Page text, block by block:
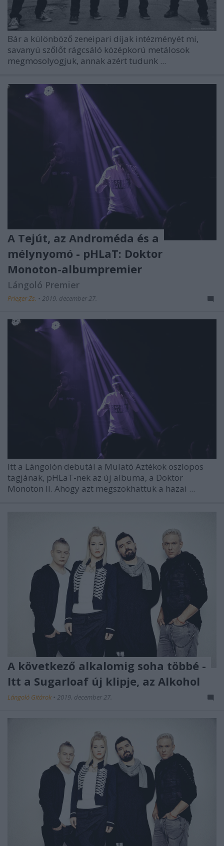
Bár a különböző zeneipari díjak intézményét mi,
savanyú szőlőt rágcsáló középkorú metálosok
megmosolyogjuk, annak azért tudunk ...
A Tejút, az Androméda és a
mélynyomó - pHLaT: Doktor
Monoton-albumpremier
Lángoló Premier
Prieger Zs. • 2019. december 27.
Itt a Lángolón debütál a Mulató Aztékok oszlopos
tagjának, pHLaT-nek az új albuma, a Doktor
Monoton II. Ahogy azt megszokhattuk a hazai ...
A következő alkalomig soha többé -
Itt a Sugarloaf új klipje, az Alkohol
Lángoló Gitárok • 2019. december 27.